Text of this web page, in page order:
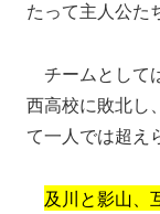
たって主人公た
チームとして
西高校に敗北し
て一人では超え
及川と影山、